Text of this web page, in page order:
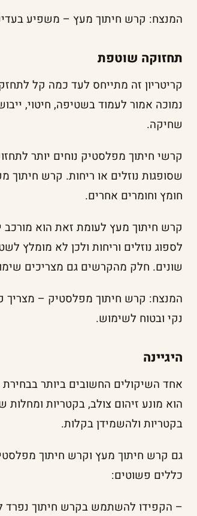
המנצח: קרש חיתוך מעץ – משפיע
תחזוקה שוטפת
קריטריון זה מתייחס לעד כמה קל
נמוכה אמור לעמוד בשטיפה, חיטוי,
שחיקה.
קרשי חיתוך מפלסטיק נוחים יותר
שסופגות נוזלים או ריחות. קרש
חומץ וחומרים אחרים.
קרש חיתוך מעץ לעומת זאת הוא מורכב
לספוג נוזלים וריחות ולכן לא מומלץ
שונים. חלק מהקרשים גם מצריכים
המנצח: קרש חיתוך מפלסטיק – מצריך
נקי ובטוח לשימוש.
היגיינה
אחד השיקולים החשובים ביותר
הוא מונע זיהום צולב, בקטריות ומחלות
בקטריות ולהשמידן בקלות.
גם קרש חיתוך מעץ וקרש חיתוך
כללים פשוטים:
– הקפידו להשתמש בקרש חיתוך נפרד